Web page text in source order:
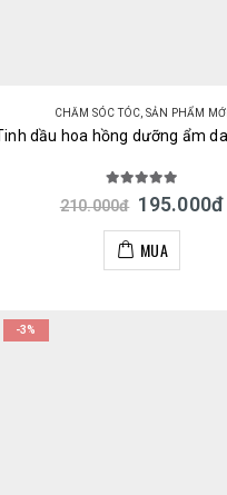
CHĂM SÓC TÓC, SẢN PHẨM MỚI
out of 5
210.000đ 195.000đ
MUA
-3%